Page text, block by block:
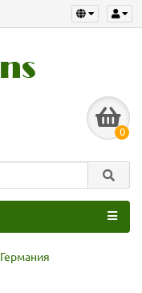
0
Германия